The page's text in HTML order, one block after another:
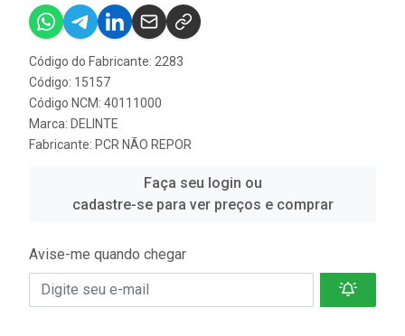
Código do Fabricante: 2283
Código: 15157
Código NCM: 40111000
Marca: DELINTE
Fabricante: PCR NÃO REPOR
Faça seu login ou
cadastre-se para ver preços e comprar
Avise-me quando chegar